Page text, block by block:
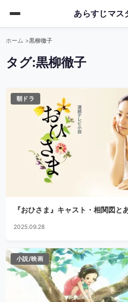
あらすじマス
ホーム 黒柳徹子
タグ:黒柳徹子
朝ドラ
『おひさま』キャスト・相関図と
2025.09.28
小説/映画